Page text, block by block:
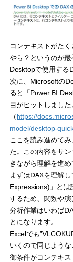
コンテキストがた
やら？というのが
Desktopで使用する
次に、Microsoftの
ると「Power BI
目がヒットしました
（https://
model/desktop-
ここを読み進めて
た。この内容をサ
きながら理解を進め
まずはDAXを理解
Expressions)」とは
するため、関数や演
分析作業はいわば
とになります。
Excelでも
いくので同じよう
御条件がコンテキス